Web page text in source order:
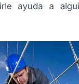
ayuda a